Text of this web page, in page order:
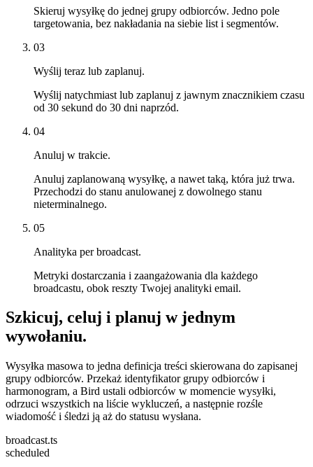
Skieruj wysyłkę do jednej grupy odbiorców. Jedno pole
targetowania, bez nakładania na siebie list i segmentów.
03
Wyślij teraz lub zaplanuj.
Wyślij natychmiast lub zaplanuj z jawnym znacznikiem czasu
od 30 sekund do 30 dni naprzód.
04
Anuluj w trakcie.
Anuluj zaplanowaną wysyłkę, a nawet taką, która już trwa.
Przechodzi do stanu anulowanej z dowolnego stanu
nieterminalnego.
05
Analityka per broadcast.
Metryki dostarczania i zaangażowania dla każdego
broadcastu, obok reszty Twojej analityki email.
Szkicuj, celuj i planuj w jednym
wywołaniu.
Wysyłka masowa to jedna definicja treści skierowana do zapisanej
grupy odbiorców. Przekaż identyfikator grupy odbiorców i
harmonogram, a Bird ustali odbiorców w momencie wysyłki,
odrzuci wszystkich na liście wykluczeń, a następnie rozśle
wiadomość i śledzi ją aż do statusu wysłana.
broadcast.ts
scheduled